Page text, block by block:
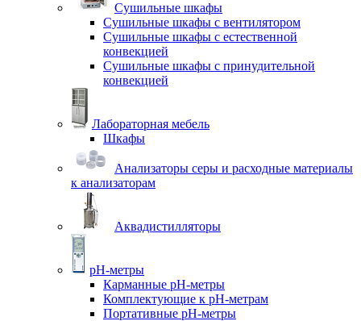
Cушильные шкафы
Сушильные шкафы с вентилятором
Сушильные шкафы с естественной
конвекцией
Сушильные шкафы с принудительной
конвекцией
Лабораторная мебель
Шкафы
Анализаторы серы и расходные материалы
к анализаторам
Аквадистилляторы
pH-метры
Карманные pH-метры
Комплектующие к pH-метрам
Портативные pH-метры